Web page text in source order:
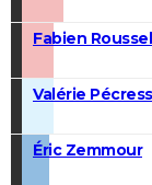
Fabien Roussel
Valérie
Éric Zemmour